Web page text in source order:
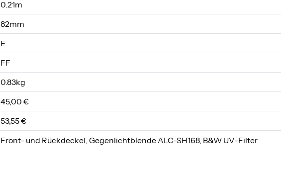
0.21m
82mm
E
FF
0.83kg
45,00 €
53,55 €
Front- und Rückdeckel, Gegenlichtblende ALC-SH168, B&W UV-Filter